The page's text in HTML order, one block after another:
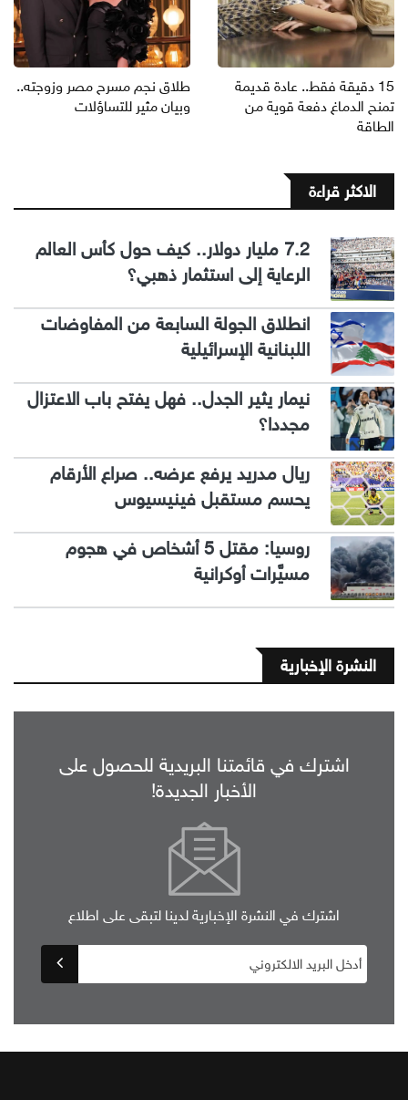
15 دقيقة فقط.. عادة قديمة
تمنح الدماغ دفعة قوية من
الطاقة
طلاق نجم مسرح مصر وزوجته..
وبيان مثير للتساؤلات
الاكثر قراءة
7.2 مليار دولار.. كيف حول كأس العالم
الرعاية إلى استثمار ذهبي؟
انطلاق الجولة السابعة من المفاوضات
اللبنانية الإسرائيلية
نيمار يثير الجدل.. فهل يفتح باب الاعتزال
مجددا؟
ريال مدريد يرفع عرضه.. صراع الأرقام
يحسم مستقبل فينيسيوس
روسيا: مقتل 5 أشخاص في هجوم
مسيَّرات أوكرانية
النشرة الإخبارية
اشترك في قائمتنا البريدية للحصول على
الأخبار الجديدة!
اشترك في النشرة الإخبارية لدينا لتبقى على اطلاع